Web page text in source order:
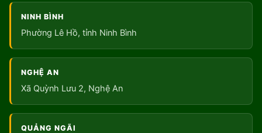
NINH BÌNH
Phường Lê Hồ, tỉnh Ninh Bình
NGHỆ AN
Xã Quỳnh Lưu 2, Nghệ An
QUẢNG NGÃI